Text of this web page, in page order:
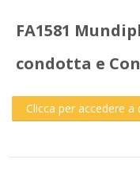
FA1581
condotta e
Clicca per accedere